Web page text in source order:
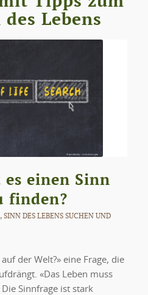
Lebens
einen Sinn
finden?
, SINN DES LEBENS SUCHEN UND
der Welt?» eine Frage, die
«Das Leben muss
Sinnfrage ist stark